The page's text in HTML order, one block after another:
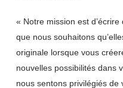
« Notre mission est
que nous souhaitons
originale lorsque vous
nouvelles possibilités dans
nous sentons privilégiés de